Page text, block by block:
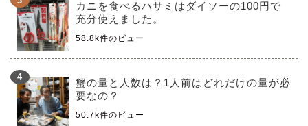
カニを食べるハサミはダイソーの100円で
充分使えました。
58.8k件のビュー
蟹の量と人数は？1人前はどれだけの量が必
要なの？
50.7k件のビュー